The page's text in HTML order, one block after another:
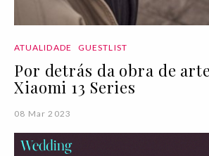
ATUALIDADE GUESTLIST
Por detrás da obra de
Xiaomi 13 Series
08 Mar 2023